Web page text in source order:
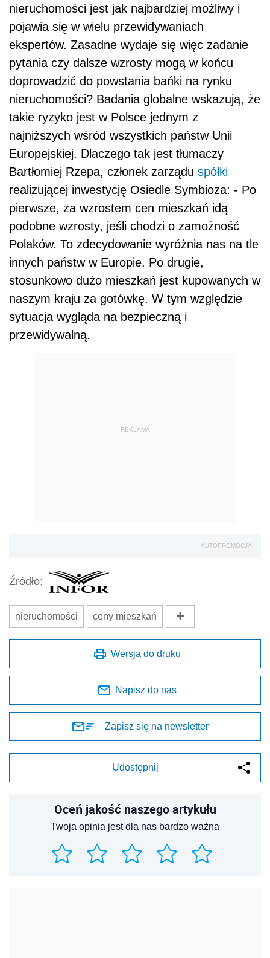
nieruchomości jest jak najbardziej możliwy i
pojawia się w wielu przewidywaniach
ekspertów. Zasadne wydaje się więc zadanie
pytania czy dalsze wzrosty mogą w końcu
doprowadzić do powstania bańki na rynku
nieruchomości? Badania globalne wskazują, że
takie ryzyko jest w Polsce jednym z
najniższych wśród wszystkich państw Unii
Europejskiej. Dlaczego tak jest tłumaczy
Bartłomiej Rzepa, członek zarządu spółki
realizującej inwestycję Osiedle Symbioza: - Po
pierwsze, za wzrostem cen mieszkań idą
podobne wzrosty, jeśli chodzi o zamożność
Polaków. To zdecydowanie wyróżnia nas na tle
innych państw w Europie. Po drugie,
stosunkowo dużo mieszkań jest kupowanych w
naszym kraju za gotówkę. W tym względzie
sytuacja wygląda na bezpieczną i
przewidywalną.
REKLAMA
AUTOPROMOCJA
Źródło:
nieruchomości ceny mieszkań
Wersja do druku
Napisz do nas
Zapisz się na newsletter
Udostępnij
Oceń jakość naszego artykułu
Twoja opinia jest dla nas bardzo ważna